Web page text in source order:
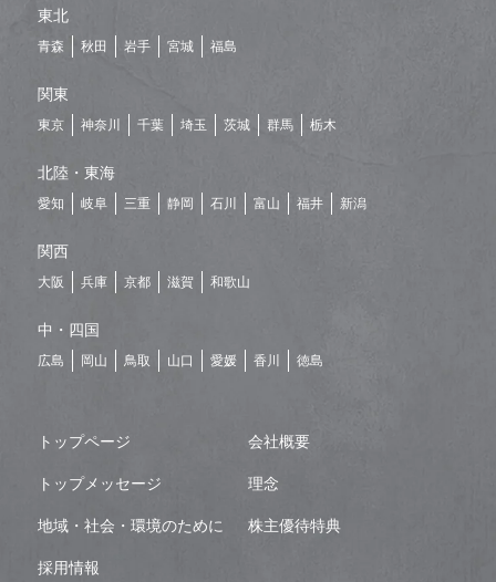
トップページ 会社概要
トップメッセージ 理念
地域・社会・環境のために 株主優待特典
採用情報
東北
青森 秋田 岩手 宮城 福島
関東
東京 神奈川 千葉 埼玉 茨城 群馬 栃木
北陸・東海
愛知 岐阜 三重 静岡 石川 富山 福井 新潟
関西
大阪 兵庫 京都 滋賀 和歌山
中・四国
広島 岡山 鳥取 山口 愛媛 香川 徳島